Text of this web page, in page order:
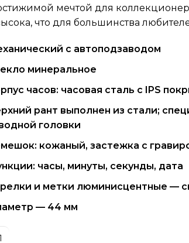
мечтой для
что для большинства
с автоподзаводом
минеральное
часов: часовая сталь с IPS
рант выполнен из стали;
головки
кожаный, застежка с
часы, минуты, секунды, дата
и метки люминисцентные —
— 44 мм